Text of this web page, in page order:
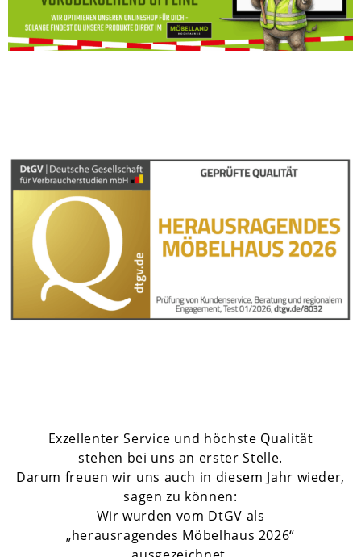
Exzellenter Service und höchste Qualität
stehen bei uns an erster Stelle.
Darum freuen wir uns auch in diesem Jahr wieder,
sagen zu können:
Wir wurden vom DtGV als
„herausragendes Möbelhaus 2026“